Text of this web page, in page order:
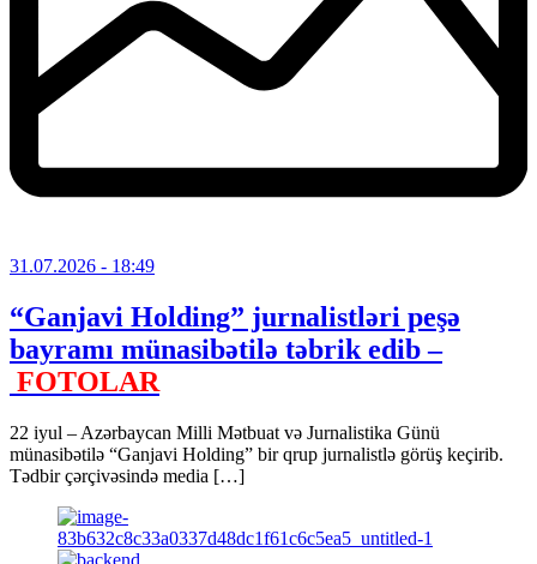
31.07.2026 - 18:49
“Ganjavi Holding” jurnalistləri peşə
bayramı münasibətilə təbrik edib –
FOTOLAR
22 iyul – Azərbaycan Milli Mətbuat və Jurnalistika Günü
münasibətilə “Ganjavi Holding” bir qrup jurnalistlə görüş keçirib.
Tədbir çərçivəsində media […]